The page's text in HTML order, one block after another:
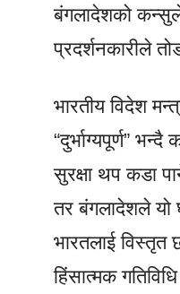
बंगलादेशको
प्रदर्शनकारीले
भारतीय विदेश
“दुर्भाग्यपूर्ण”
सुरक्षा थप कडा
तर बंगलादेशले यो
भारतलाई विस्तृत
हिंसात्मक